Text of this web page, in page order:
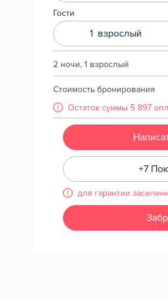
Гости
1 взрослый
2 ночи, 1 взрослый
Стоимость бронирования
Остаток суммы 5 897
+7
для гарантии